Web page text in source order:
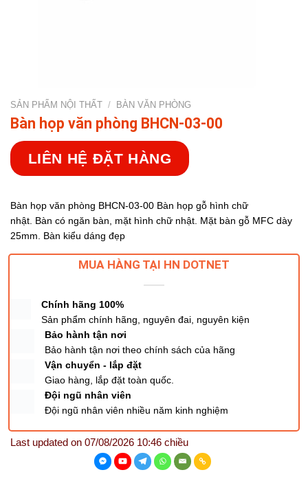
SẢN PHẨM NỘI THẤT / BÀN VĂN PHÒNG
Bàn họp văn phòng BHCN-03-00
LIÊN HỆ ĐẶT HÀNG
Bàn họp văn phòng BHCN-03-00 Bàn họp gỗ hình chữ
nhật. Bàn có ngăn bàn, mặt hình chữ nhật. Mặt bàn gỗ MFC dày
25mm. Bàn kiểu dáng đẹp
MUA HÀNG TẠI HN DOTNET
Chính hãng 100%
Sản phẩm chính hãng, nguyên đai, nguyên kiện
Bảo hành tận nơi
Bảo hành tận nơi theo chính sách của hãng
Vận chuyển - lắp đặt
Giao hàng, lắp đặt toàn quốc.
Đội ngũ nhân viên
Đội ngũ nhân viên nhiều năm kinh nghiệm
Last updated on 07/08/2026 10:46 chiều